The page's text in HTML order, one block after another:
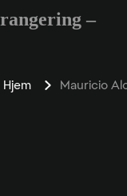
rangering –
Hjem Mauricio